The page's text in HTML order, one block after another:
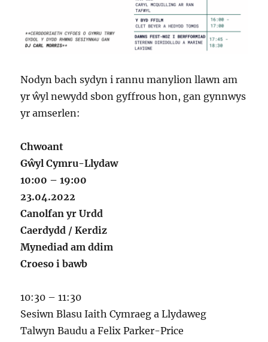
Nodyn bach sydyn i rannu manylion llawn am
yr ŵyl newydd sbon gyffrous hon, gan gynnwys
yr amserlen:
Chwoant
Gŵyl Cymru-Llydaw
10:00 – 19:00
23.04.2022
Canolfan yr Urdd
Caerdydd / Kerdiz
Mynediad am ddim
Croeso i bawb
10:30 – 11:30
Sesiwn Blasu Iaith Cymraeg a Llydaweg
Talwyn Baudu a Felix Parker-Price